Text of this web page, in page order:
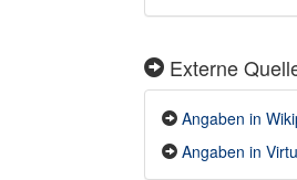
Externe
Angaben in
Angaben in